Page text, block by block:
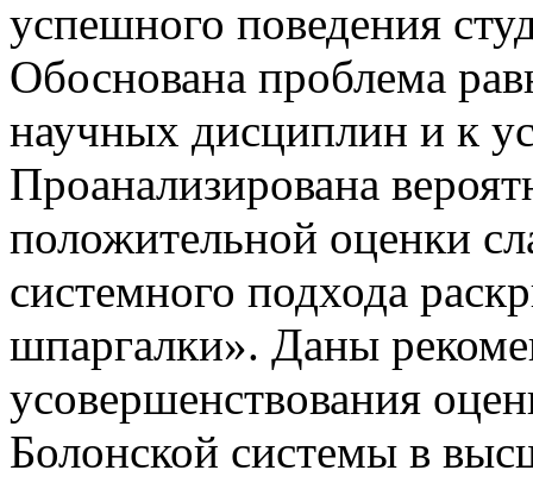
успешного поведения
Обоснована проблема
научных дисциплин и к
Проанализирована
положительной оценки
системного подхода
шпаргалки». Даны
усовершенствования
Болонской системы в